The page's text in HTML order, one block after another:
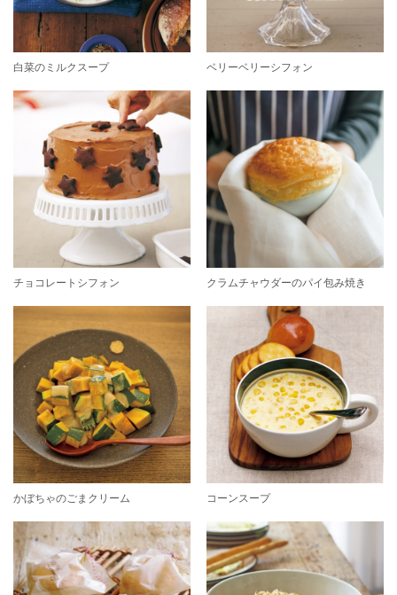
白菜のミルクスープ ベリーベリーシフォン
チョコレートシフォン クラムチャウダーのパイ包み焼き
かぼちゃのごまクリーム コーンスープ